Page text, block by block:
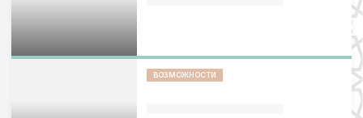
ВОЗМОЖНОСТИ